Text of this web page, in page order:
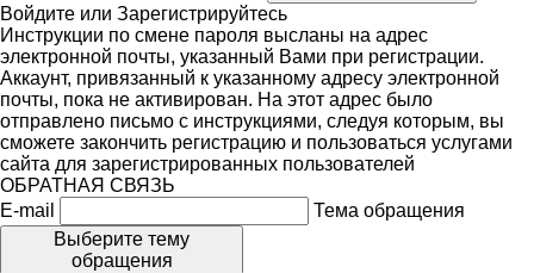
Войдите или Зарегистрируйтесь
Инструкции по смене пароля высланы на адрес
электронной почты, указанный Вами при регистрации.
Аккаунт, привязанный к указанному адресу электронной
почты, пока не активирован. На этот адрес было
отправлено письмо с инструкциями, следуя которым, вы
сможете закончить регистрацию и пользоваться услугами
сайта для зарегистрированных пользователей
ОБРАТНАЯ СВЯЗЬ
E-mail
Тема обращения
Выберите тему
обращения